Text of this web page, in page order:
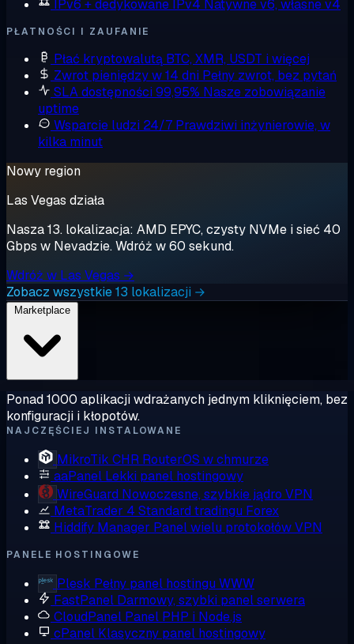
IPv6 + dedykowane IPv4 Natywne v6, własne v4
PŁATNOŚCI I ZAUFANIE
Płać kryptowalutą BTC, XMR, USDT i więcej
Zwrot pieniędzy w 14 dni Pełny zwrot, bez pytań
SLA dostępności 99,95% Nasze zobowiązanie
uptime
Wsparcie ludzi 24/7 Prawdziwi inżynierowie, w
kilka minut
Nowy region
Las Vegas działa
Nasza 13. lokalizacja: AMD EPYC, czysty NVMe i sieć 40
Gbps w Nevadzie. Wdróż w 60 sekund.
Wdróż w Las Vegas →
Zobacz wszystkie 13 lokalizacji →
Ponad 1000 aplikacji wdrażanych jednym kliknięciem, bez
konfiguracji i kłopotów.
NAJCZĘŚCIEJ INSTALOWANE
MikroTik CHR RouterOS w chmurze
aaPanel Lekki panel hostingowy
WireGuard Nowoczesne, szybkie jądro VPN
MetaTrader 4 Standard tradingu Forex
Hiddify Manager Panel wielu protokołów VPN
PANELE HOSTINGOWE
Plesk Pełny panel hostingu WWW
FastPanel Darmowy, szybki panel serwera
CloudPanel Panel PHP i Node.js
cPanel Klasyczny panel hostingowy